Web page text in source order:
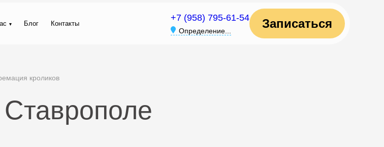
Блог Контакты
+7 (958) 795-61-54
Определение...
Записаться
кроликов